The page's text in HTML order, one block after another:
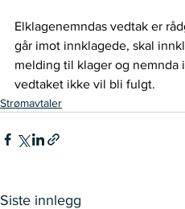
Elklagenemndas vedtak er
går imot innklagede, skal
melding til klager og nemnda
vedtaket ikke vil bli fulgt.
Strømavtaler
Siste innlegg